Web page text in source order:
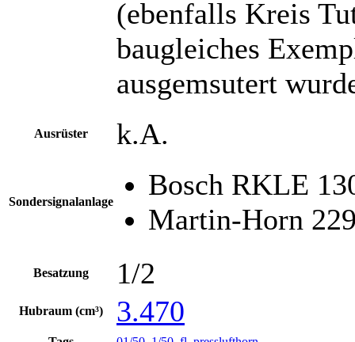
(ebenfalls Kreis
baugleiches
ausgemsutert
Ausrüster k.A.
Sondersignalanlage
Bosch RKLE
Martin-Horn
Besatzung 1/2
Hubraum (cm³) 3.470